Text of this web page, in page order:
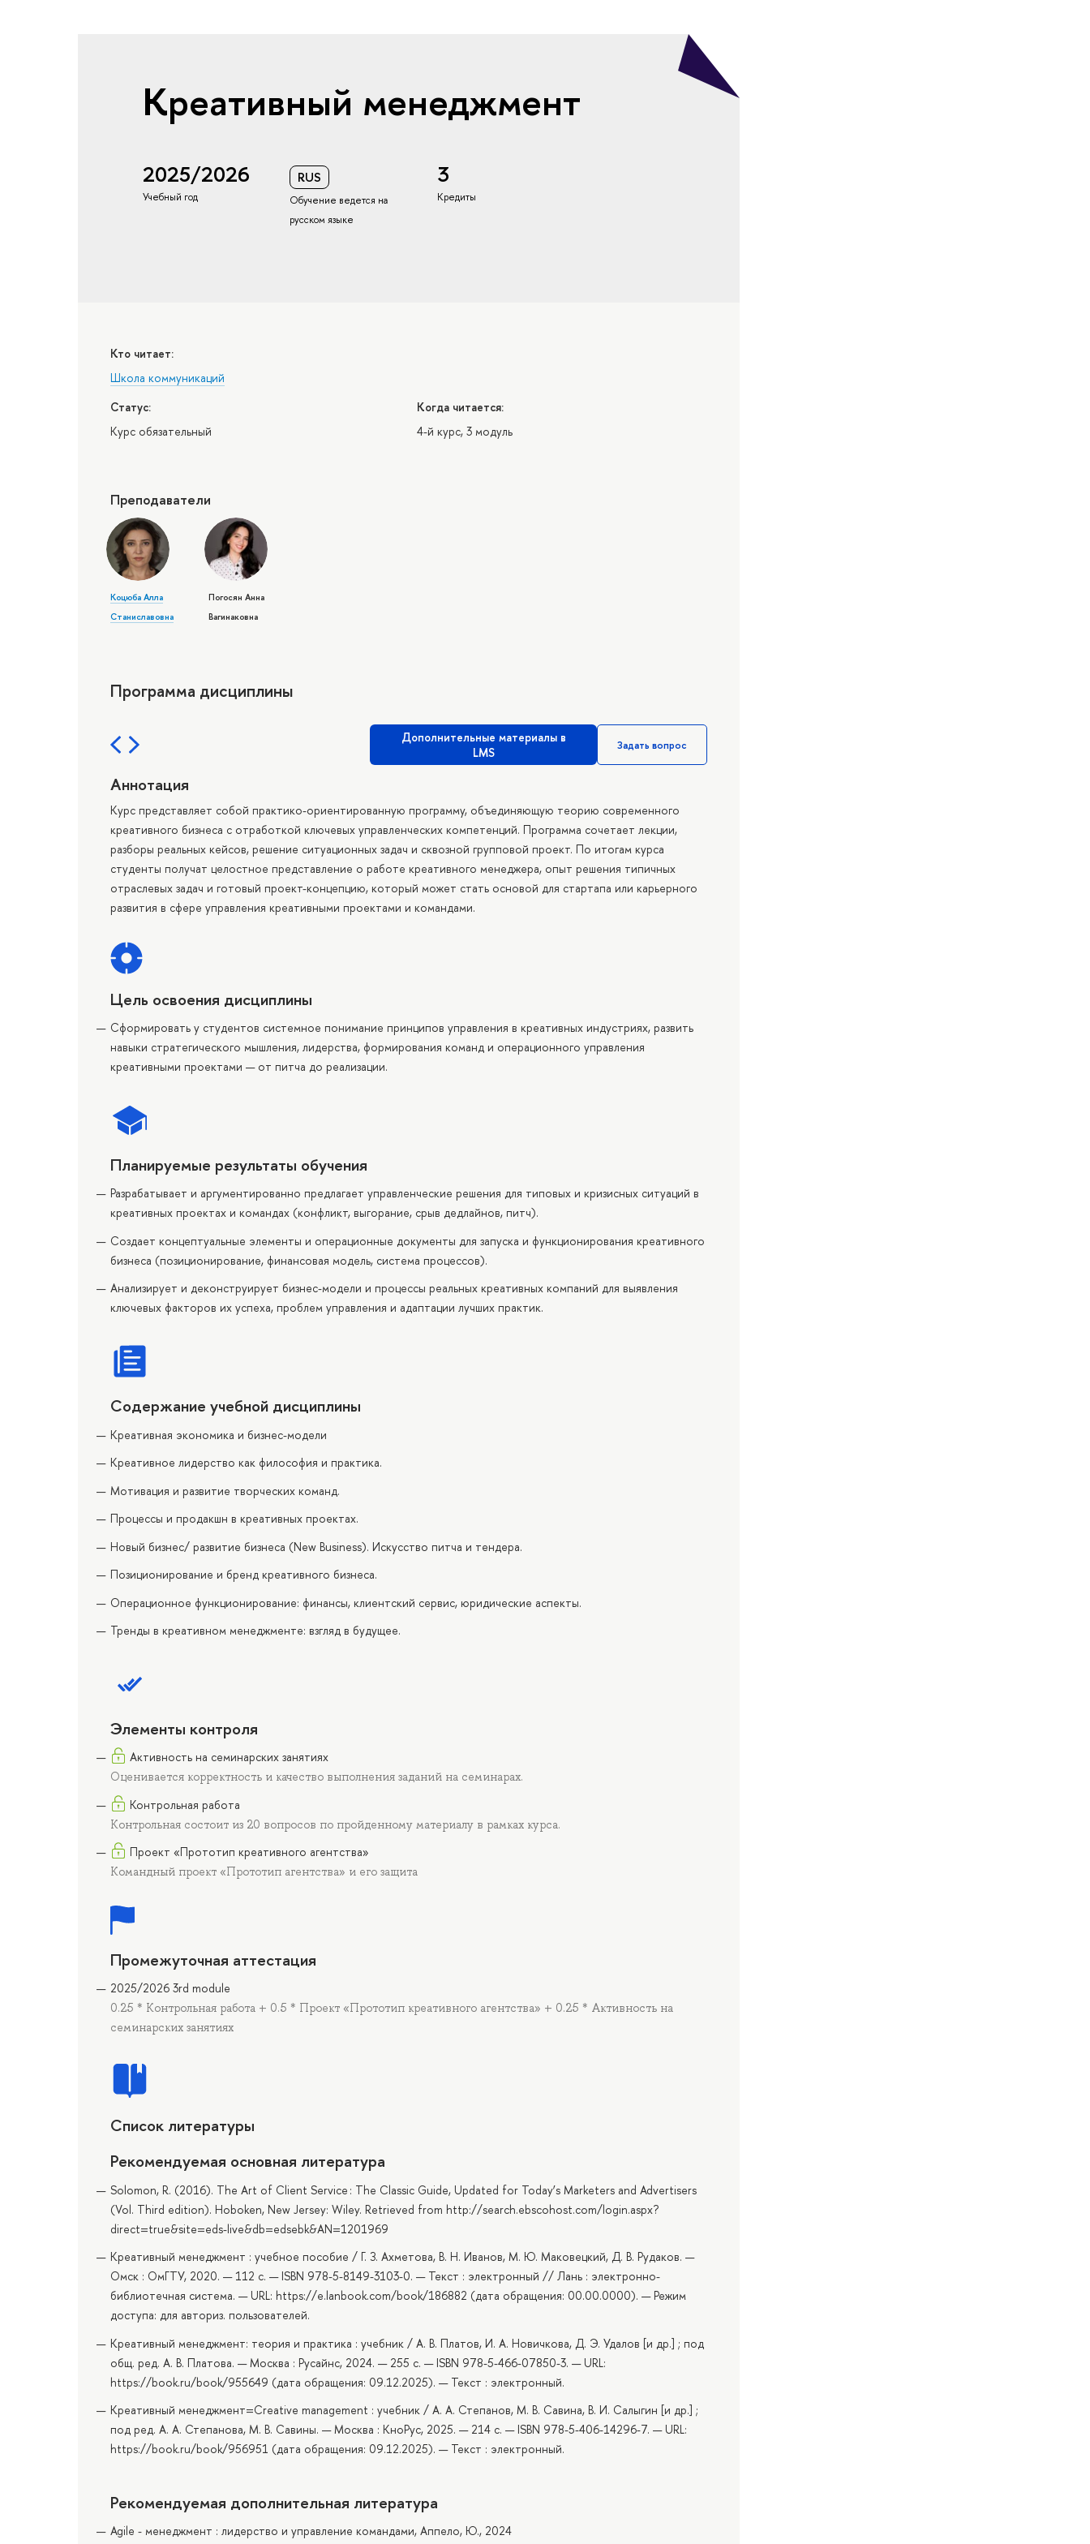
Креативный менеджмент
2025/2026
Учебный год
RUS
Обучение ведется на
русском языке
3
Кредиты
Кто читает:
Школа коммуникаций
Статус:
Курс обязательный
Когда читается:
4-й курс, 3 модуль
Преподаватели
Коцюба Алла
Станиславовна
Погосян Анна
Вагинаковна
Программа дисциплины
Дополнительные материалы в
LMS
Задать вопрос
Аннотация
Курс представляет собой практико-ориентированную программу, объединяющую теорию современного
креативного бизнеса с отработкой ключевых управленческих компетенций. Программа сочетает лекции,
разборы реальных кейсов, решение ситуационных задач и сквозной групповой проект. По итогам курса
студенты получат целостное представление о работе креативного менеджера, опыт решения типичных
отраслевых задач и готовый проект-концепцию, который может стать основой для стартапа или карьерного
развития в сфере управления креативными проектами и командами.
Цель освоения дисциплины
Сформировать у студентов системное понимание принципов управления в креативных индустриях, развить
навыки стратегического мышления, лидерства, формирования команд и операционного управления
креативными проектами — от питча до реализации.
Планируемые результаты обучения
Разрабатывает и аргументированно предлагает управленческие решения для типовых и кризисных ситуаций в
креативных проектах и командах (конфликт, выгорание, срыв дедлайнов, питч).
Создает концептуальные элементы и операционные документы для запуска и функционирования креативного
бизнеса (позиционирование, финансовая модель, система процессов).
Анализирует и деконструирует бизнес-модели и процессы реальных креативных компаний для выявления
ключевых факторов их успеха, проблем управления и адаптации лучших практик.
Содержание учебной дисциплины
Креативная экономика и бизнес-модели
Креативное лидерство как философия и практика.
Мотивация и развитие творческих команд.
Процессы и продакшн в креативных проектах.
Новый бизнес/ развитие бизнеса (New Business). Искусство питча и тендера.
Позиционирование и бренд креативного бизнеса.
Операционное функционирование: финансы, клиентский сервис, юридические аспекты.
Тренды в креативном менеджменте: взгляд в будущее.
Элементы контроля
Активность на семинарских занятиях
Оценивается корректность и качество выполнения заданий на семинарах.
Контрольная работа
Контрольная состоит из 20 вопросов по пройденному материалу в рамках курса.
Проект «Прототип креативного агентства»
Командный проект «Прототип агентства» и его защита
Промежуточная аттестация
2025/2026 3rd module
0.25 * Контрольная работа + 0.5 * Проект «Прототип креативного агентства» + 0.25 * Активность на
семинарских занятиях
Список литературы
Рекомендуемая основная литература
Solomon, R. (2016). The Art of Client Service : The Classic Guide, Updated for Today’s Marketers and Advertisers
(Vol. Third edition). Hoboken, New Jersey: Wiley. Retrieved from http://search.ebscohost.com/login.aspx?
direct=true&site=eds-live&db=edsebk&AN=1201969
Креативный менеджмент : учебное пособие / Г. З. Ахметова, В. Н. Иванов, М. Ю. Маковецкий, Д. В. Рудаков. —
Омск : ОмГТУ, 2020. — 112 с. — ISBN 978-5-8149-3103-0. — Текст : электронный // Лань : электронно-
библиотечная система. — URL: https://e.lanbook.com/book/186882 (дата обращения: 00.00.0000). — Режим
доступа: для авториз. пользователей.
Креативный менеджмент: теория и практика : учебник / А. В. Платов, И. А. Новичкова, Д. Э. Удалов [и др.] ; под
общ. ред. А. В. Платова. — Москва : Русайнс, 2024. — 255 с. — ISBN 978-5-466-07850-3. — URL:
https://book.ru/book/955649 (дата обращения: 09.12.2025). — Текст : электронный.
Креативный менеджмент=Creative management : учебник / А. А. Степанов, М. В. Савина, В. И. Салыгин [и др.] ;
под ред. А. А. Степанова, М. В. Савины. — Москва : КноРус, 2025. — 214 с. — ISBN 978-5-406-14296-7. — URL:
https://book.ru/book/956951 (дата обращения: 09.12.2025). — Текст : электронный.
Рекомендуемая дополнительная литература
Agile - менеджмент : лидерство и управление командами, Аппело, Ю., 2024